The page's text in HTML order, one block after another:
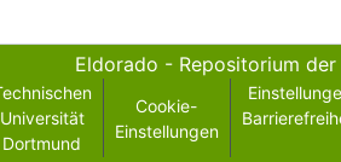
Eldorado - Repositorium
Universität
Dortmund
Cookie-
Einstellungen